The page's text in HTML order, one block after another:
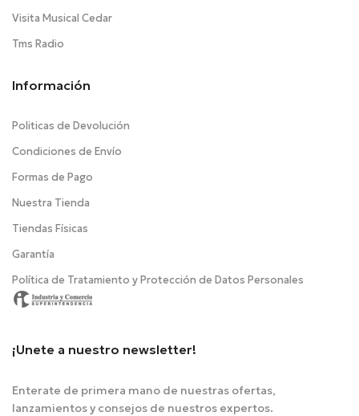
Visita Musical Cedar
Tms Radio
Información
Politicas de Devolución
Condiciones de Envío
Formas de Pago
Nuestra Tienda
Tiendas Físicas
Garantía
Política de Tratamiento y Protección de Datos Personales
¡Unete a nuestro newsletter!
Enterate de primera mano de nuestras ofertas,
lanzamientos y consejos de nuestros expertos.